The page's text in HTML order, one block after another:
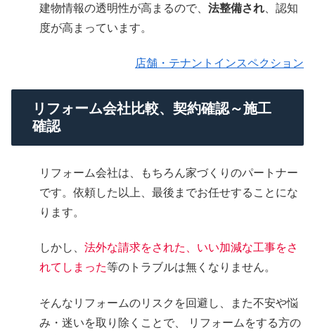
建物情報の透明性が高まるので、 法整備され 、認知
度が高まっています。
店舗・テナントインスペクション
リフォーム会社比較、契約確認～施工
確認
リフォーム会社は、もちろん家づくりのパートナー
です。依頼した以上、最後までお任せすることにな
ります。
しかし、 法外な請求をされた、いい加減な工事をさ
れてしまった等のトラブルは無くなりません。
そんなリフォームのリスクを回避し、また不安や悩
み・迷いを取り除くことで、 リフォームをする方の